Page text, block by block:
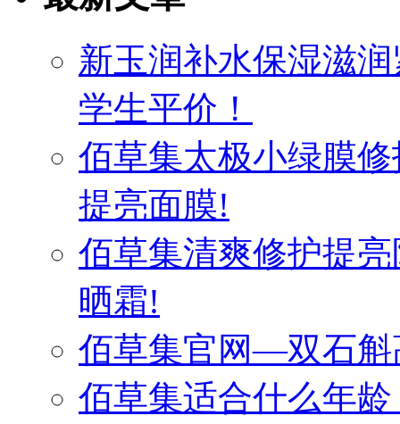
新玉润补水保湿滋
学生平价！
佰草集太极小绿膜
提亮面膜!
佰草集清爽修护提
晒霜!
佰草集官网—双石斛
佰草集适合什么年龄